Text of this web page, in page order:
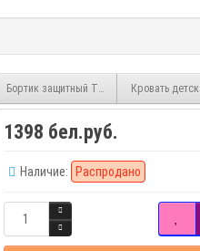
Бортик защитный Трио Король спорта
Кровать
1398 бел.руб.
Наличие: Распродано